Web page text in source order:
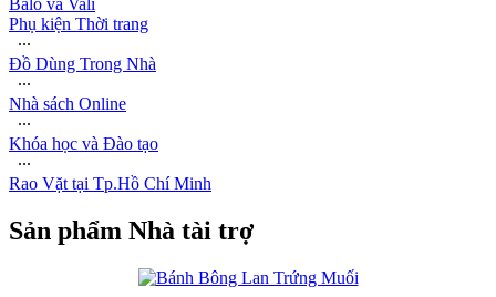
Phụ kiện Thời trang
∙∙∙
Đồ Dùng Trong Nhà
∙∙∙
Nhà sách Online
∙∙∙
Khóa học và Đào tạo
∙∙∙
Rao Vặt tại Tp.Hồ Chí Minh
Sản phẩm Nhà tài trợ